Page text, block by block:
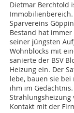
Dietmar Berchtold
Sparvereins
Bestand hat
seiner jüngsten
Wohnblocks mit
sanierte der BSV
Heizung ein. Der
lebe, bauen sie
ihm im
Strahlungsheizung
Kontakt mit der